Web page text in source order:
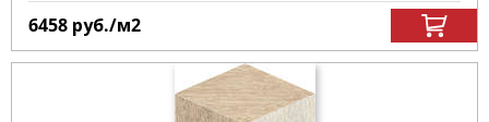
6458 руб./м2